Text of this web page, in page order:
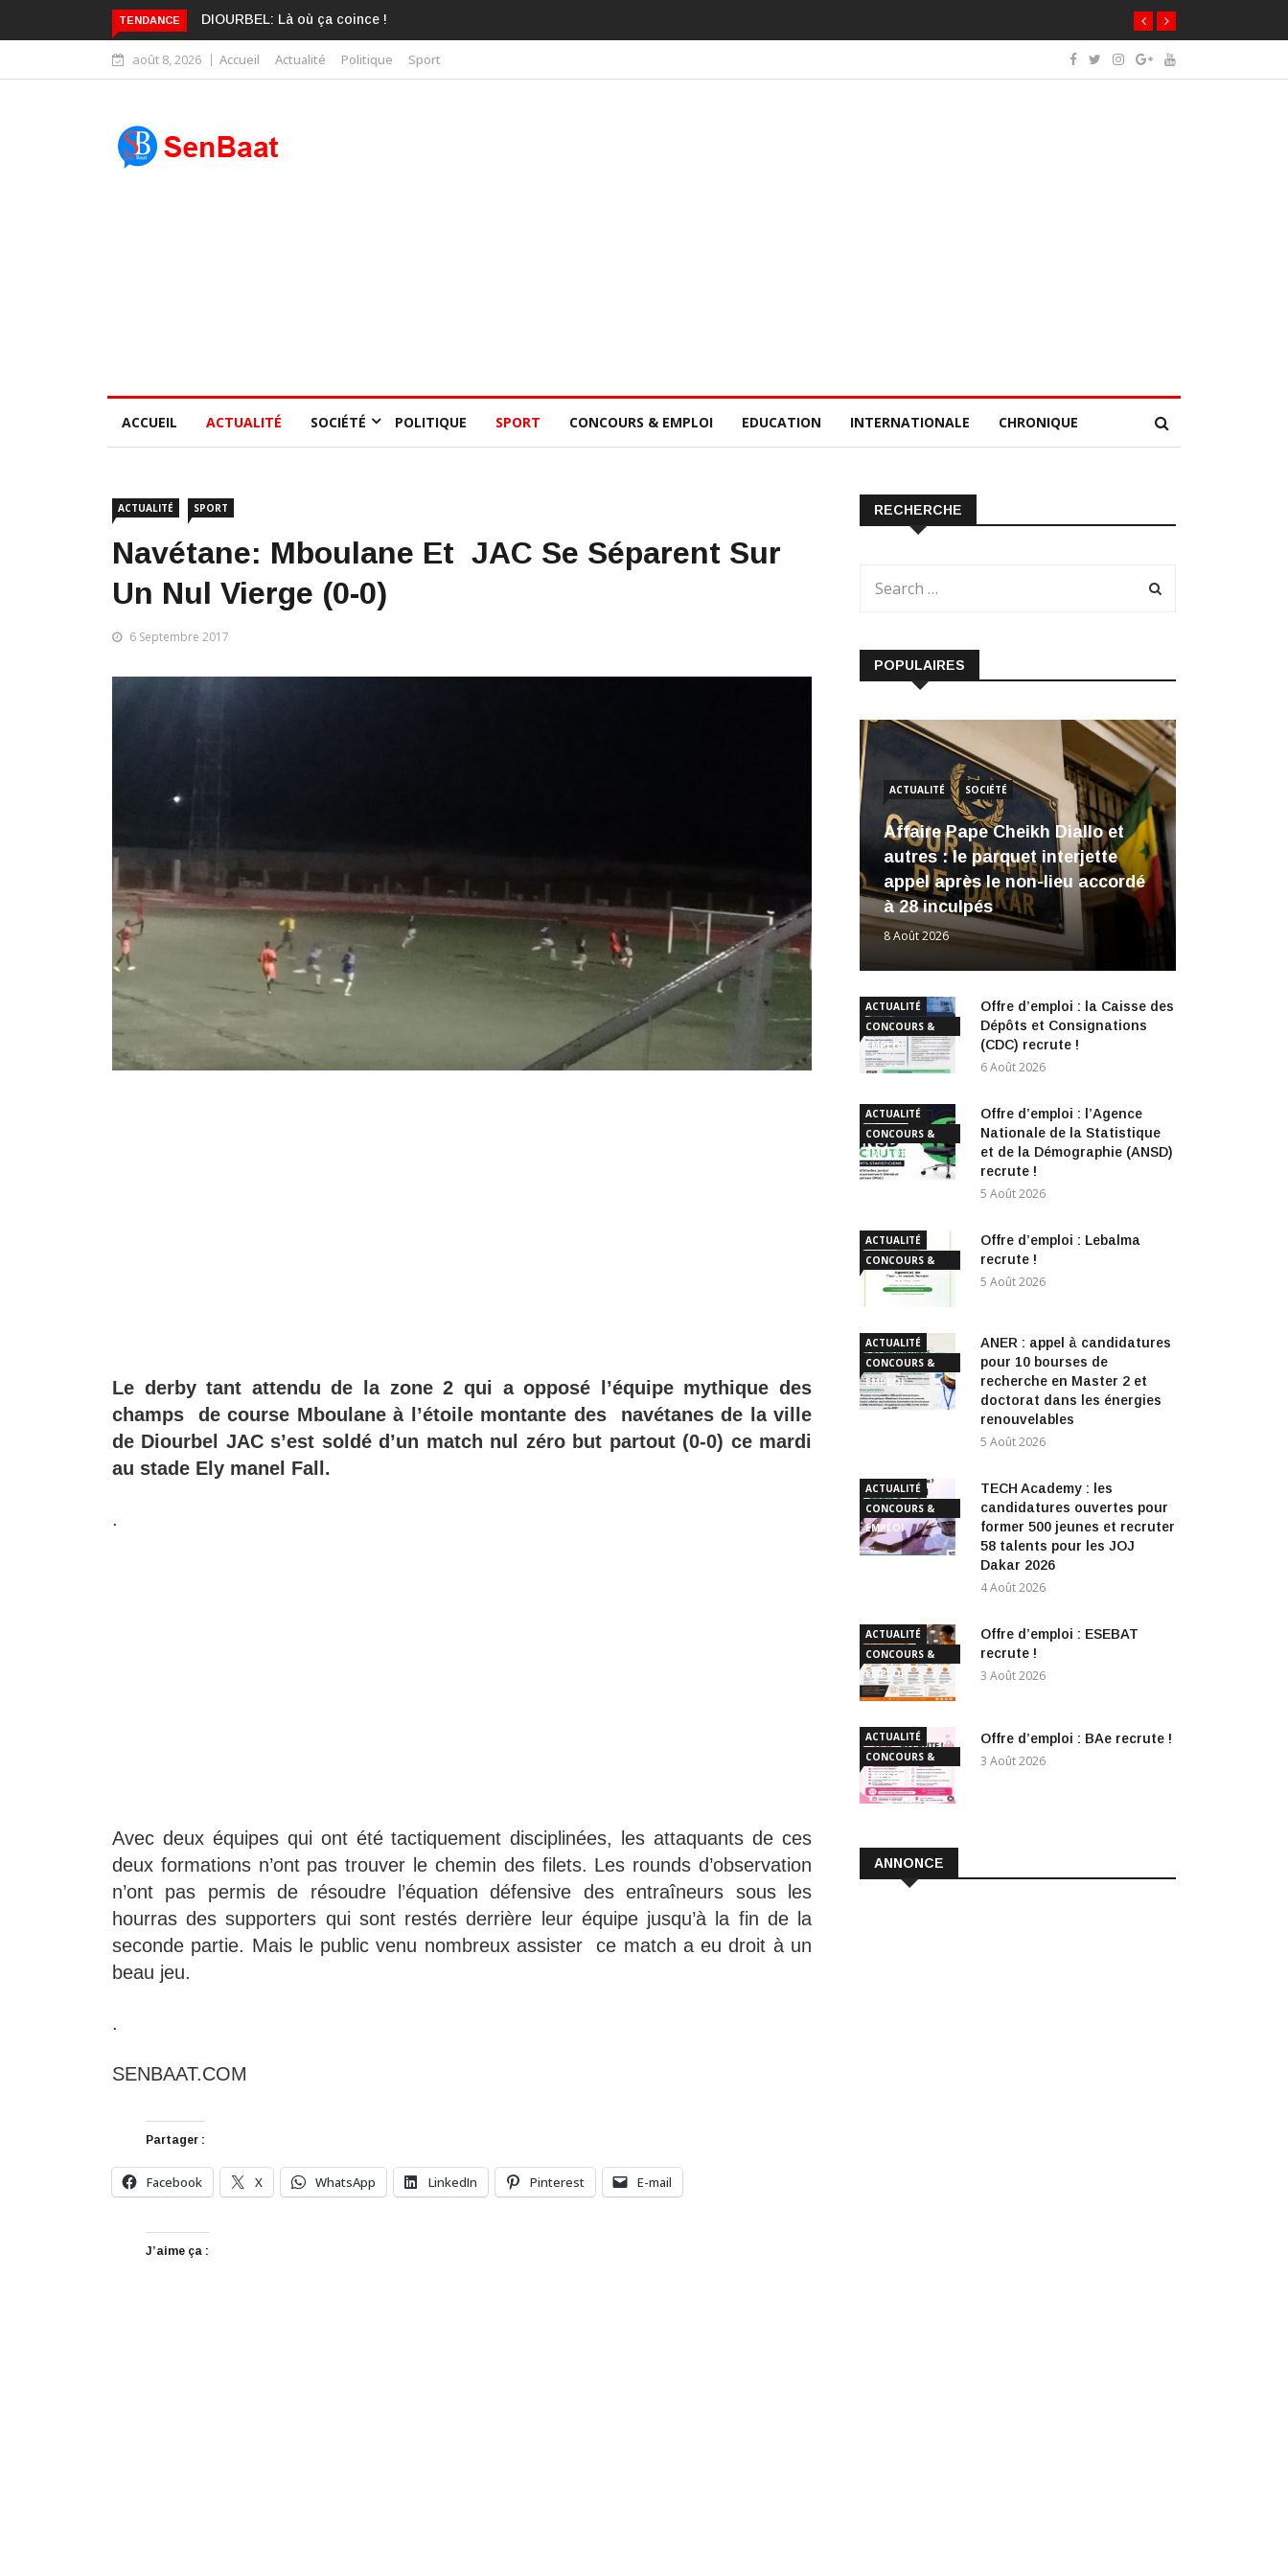
TENDANCE KARIME WADE EST DÉJÀ BLANCHI PAR LA CONSCIENCE COLLECTIVE DES SÉNÉGALAIS
août 8, 2026 Accueil Actualité Politique Sport
ACCUEIL ACTUALITÉ SOCIÉTÉ POLITIQUE SPORT CONCOURS & EMPLOI EDUCATION INTERNATIONALE CHRONIQUE
ACTUALITÉ SPORT
Navétane: Mboulane Et JAC Se Séparent Sur
Un Nul Vierge (0-0)
6 Septembre 2017
Le derby tant attendu de la zone 2 qui a opposé l’équipe mythique des
champs de course Mboulane à l’étoile montante des navétanes de la ville
de Diourbel JAC s’est soldé d’un match nul zéro but partout (0-0) ce mardi
au stade Ely manel Fall.
.
Avec deux équipes qui ont été tactiquement disciplinées, les attaquants de ces
deux formations n’ont pas trouver le chemin des filets. Les rounds d’observation
n’ont pas permis de résoudre l’équation défensive des entraîneurs sous les
hourras des supporters qui sont restés derrière leur équipe jusqu’à la fin de la
seconde partie. Mais le public venu nombreux assister ce match a eu droit à un
beau jeu.
.
SENBAAT.COM
Partager :
Facebook X WhatsApp LinkedIn Pinterest E-mail
J’aime ça :
RECHERCHE
POPULAIRES
ACTUALITÉ SOCIÉTÉ
Affaire Pape Cheikh Diallo et
autres : le parquet interjette
appel après le non-lieu accordé
à 28 inculpés
8 Août 2026
ACTUALITÉ
CONCOURS &
EMPLOI
Offre d’emploi : la Caisse des
Dépôts et Consignations
(CDC) recrute !
6 Août 2026
ACTUALITÉ
CONCOURS &
EMPLOI
Offre d’emploi : l’Agence
Nationale de la Statistique
et de la Démographie (ANSD)
recrute !
5 Août 2026
ACTUALITÉ
CONCOURS &
EMPLOI
Offre d’emploi : Lebalma
recrute !
5 Août 2026
ACTUALITÉ
CONCOURS &
EMPLOI
ANER : appel à candidatures
pour 10 bourses de
recherche en Master 2 et
doctorat dans les énergies
renouvelables
5 Août 2026
ACTUALITÉ
CONCOURS &
EMPLOI
TECH Academy : les
candidatures ouvertes pour
former 500 jeunes et recruter
58 talents pour les JOJ
Dakar 2026
4 Août 2026
ACTUALITÉ
CONCOURS &
EMPLOI
Offre d’emploi : ESEBAT
recrute !
3 Août 2026
ACTUALITÉ
CONCOURS &
EMPLOI
Offre d’emploi : BAe recrute !
3 Août 2026
ANNONCE